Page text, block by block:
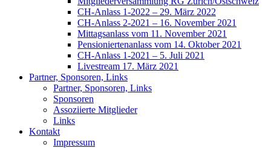
CH-Anlass 1-2022 – 29. März 2022
CH-Anlass 2-2021 – 16. November 2021
Mittagsanlass vom 11. November 2021
Pensioniertenanlass vom 14. Oktober 2021
CH-Anlass 1-2021 – 5. Juli 2021
Livestream 17. März 2021
Partner, Sponsoren, Links
Partner, Sponsoren, Links
Sponsoren
Assoziierte Mitglieder
Links
Kontakt
Impressum